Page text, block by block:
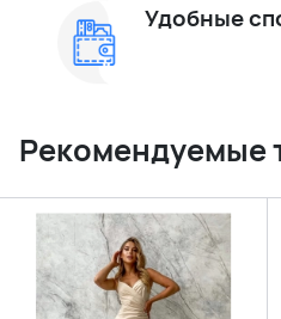
Удобные
Рекомендуемые